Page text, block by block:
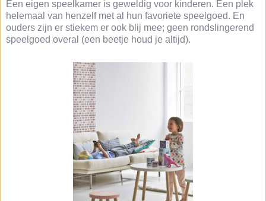
Een eigen speelkamer is geweldig voor kinderen. Een plek
helemaal van henzelf met al hun favoriete speelgoed. En
ouders zijn er stiekem er ook blij mee; geen rondslingerend
speelgoed overal (een beetje houd je altijd).